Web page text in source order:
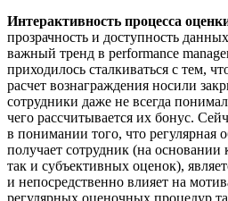
Интерактивность процесса
прозрачность и доступность
важный тренд в performance
приходилось сталкиваться с тем,
расчет вознаграждения носили
сотрудники даже не всегда
чего рассчитывается их бонус.
в понимании того, что регулярная
получает сотрудник (на
так и субъективных оценок),
и непосредственно влияет на